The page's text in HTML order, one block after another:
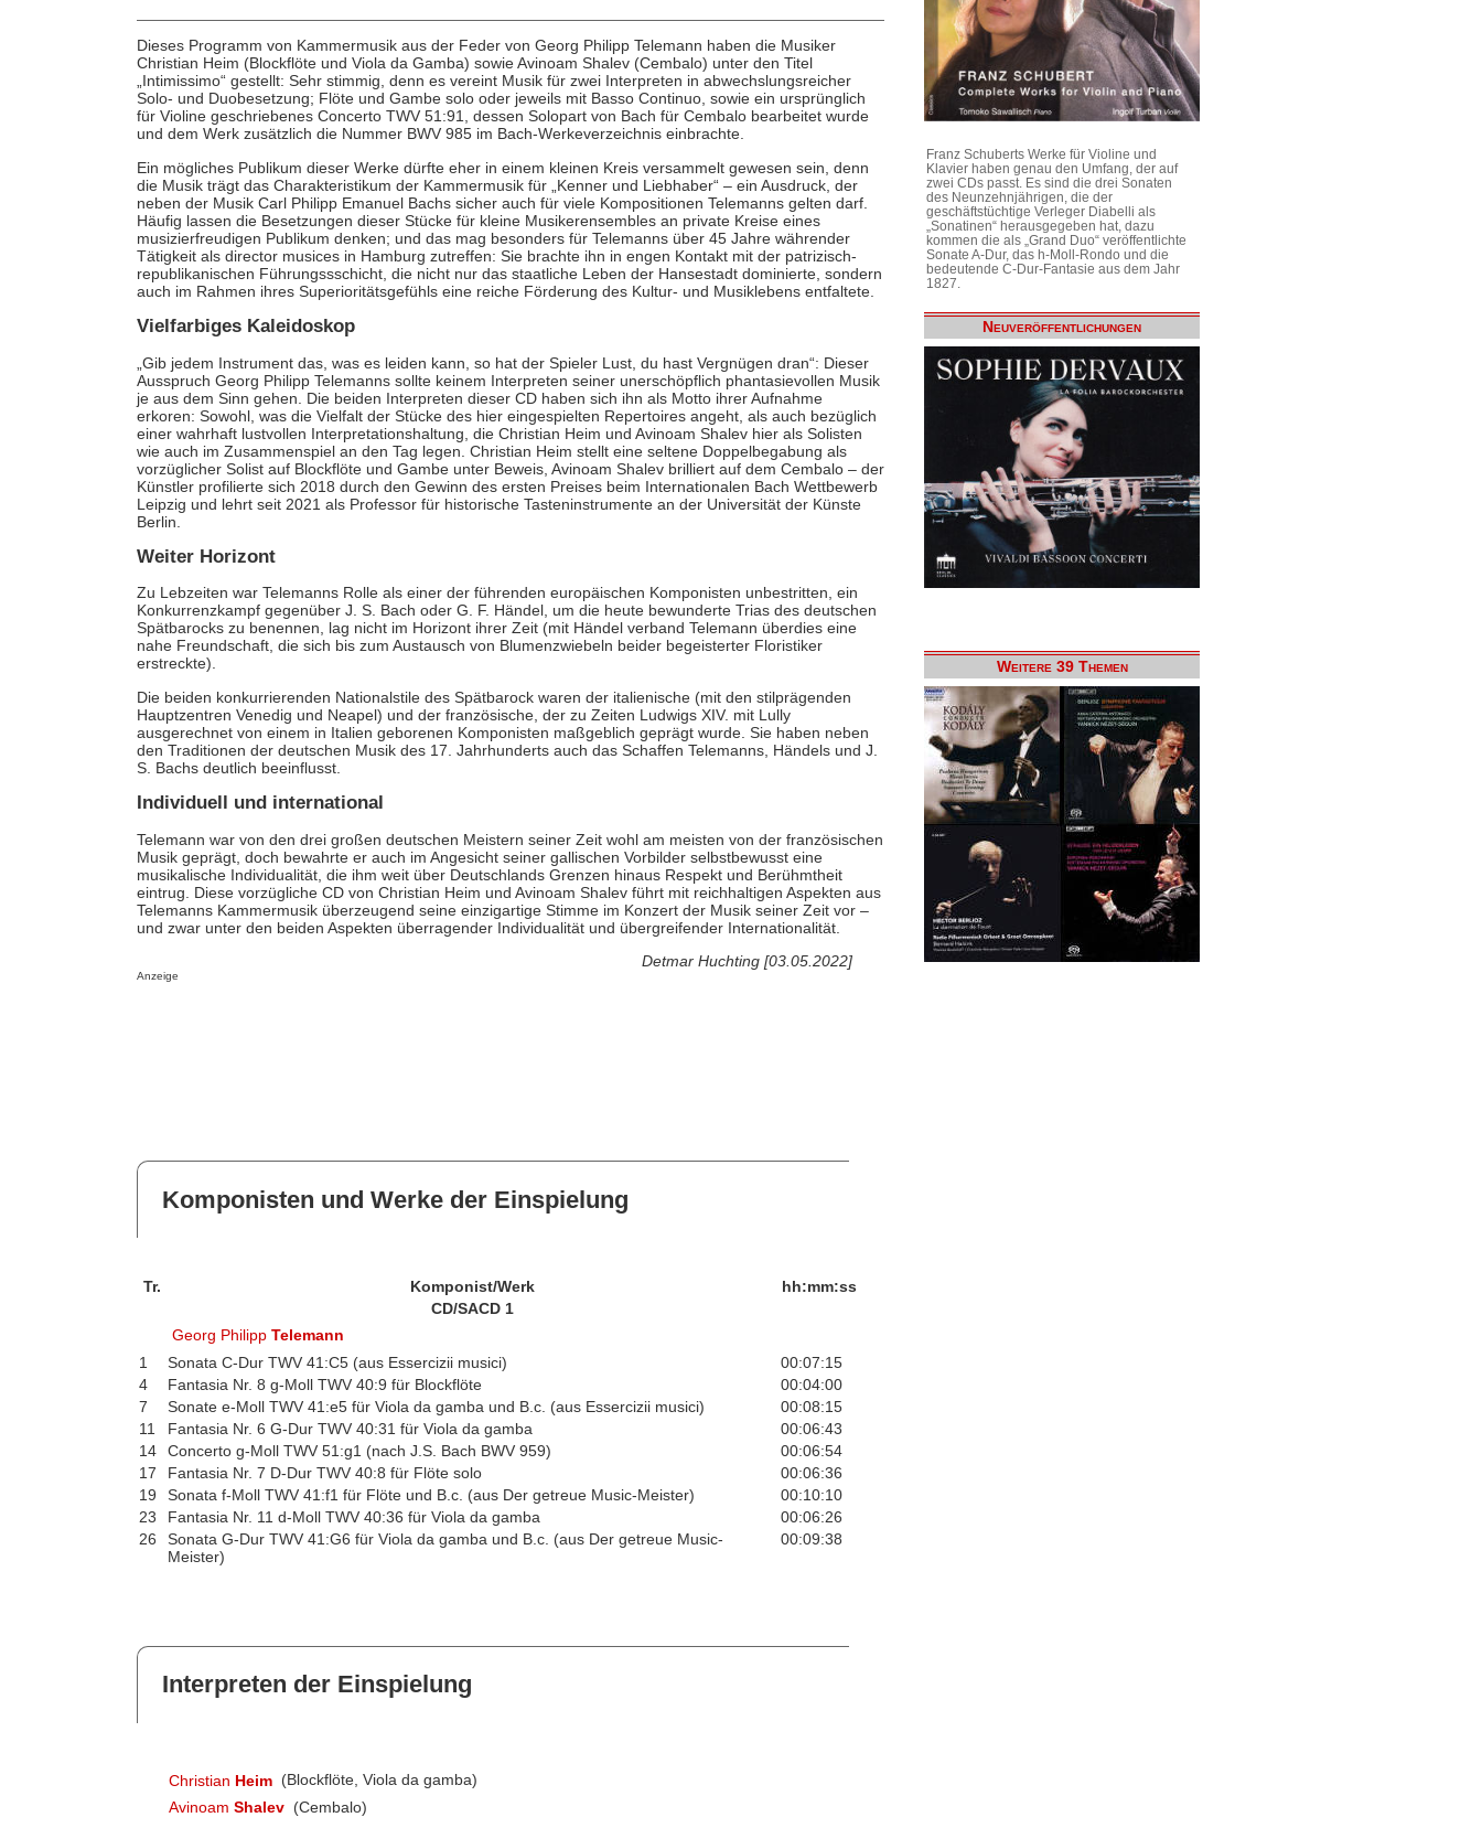
Dieses Programm von Kammermusik aus der Feder von Georg Philipp Telemann haben die Musiker
Christian Heim (Blockflöte und Viola da Gamba) sowie Avinoam Shalev (Cembalo) unter den Titel
„Intimissimo“ gestellt: Sehr stimmig, denn es vereint Musik für zwei Interpreten in abwechslungsreicher
Solo- und Duobesetzung; Flöte und Gambe solo oder jeweils mit Basso Continuo, sowie ein ursprünglich
für Violine geschriebenes Concerto TWV 51:91, dessen Solopart von Bach für Cembalo bearbeitet wurde
und dem Werk zusätzlich die Nummer BWV 985 im Bach-Werkeverzeichnis einbrachte.
Ein mögliches Publikum dieser Werke dürfte eher in einem kleinen Kreis versammelt gewesen sein, denn
die Musik trägt das Charakteristikum der Kammermusik für „Kenner und Liebhaber“ – ein Ausdruck, der
neben der Musik Carl Philipp Emanuel Bachs sicher auch für viele Kompositionen Telemanns gelten darf.
Häufig lassen die Besetzungen dieser Stücke für kleine Musikerensembles an private Kreise eines
musizierfreudigen Publikum denken; und das mag besonders für Telemanns über 45 Jahre währender
Tätigkeit als director musices in Hamburg zutreffen: Sie brachte ihn in engen Kontakt mit der patrizisch-
republikanischen Führungssschicht, die nicht nur das staatliche Leben der Hansestadt dominierte, sondern
auch im Rahmen ihres Superioritätsgefühls eine reiche Förderung des Kultur- und Musiklebens entfaltete.
Vielfarbiges Kaleidoskop
„Gib jedem Instrument das, was es leiden kann, so hat der Spieler Lust, du hast Vergnügen dran“: Dieser
Ausspruch Georg Philipp Telemanns sollte keinem Interpreten seiner unerschöpflich phantasievollen Musik
je aus dem Sinn gehen. Die beiden Interpreten dieser CD haben sich ihn als Motto ihrer Aufnahme
erkoren: Sowohl, was die Vielfalt der Stücke des hier eingespielten Repertoires angeht, als auch bezüglich
einer wahrhaft lustvollen Interpretationshaltung, die Christian Heim und Avinoam Shalev hier als Solisten
wie auch im Zusammenspiel an den Tag legen. Christian Heim stellt eine seltene Doppelbegabung als
vorzüglicher Solist auf Blockflöte und Gambe unter Beweis, Avinoam Shalev brilliert auf dem Cembalo – der
Künstler profilierte sich 2018 durch den Gewinn des ersten Preises beim Internationalen Bach Wettbewerb
Leipzig und lehrt seit 2021 als Professor für historische Tasteninstrumente an der Universität der Künste
Berlin.
Weiter Horizont
Zu Lebzeiten war Telemanns Rolle als einer der führenden europäischen Komponisten unbestritten, ein
Konkurrenzkampf gegenüber J. S. Bach oder G. F. Händel, um die heute bewunderte Trias des deutschen
Spätbarocks zu benennen, lag nicht im Horizont ihrer Zeit (mit Händel verband Telemann überdies eine
nahe Freundschaft, die sich bis zum Austausch von Blumenzwiebeln beider begeisterter Floristiker
erstreckte).
Die beiden konkurrierenden Nationalstile des Spätbarock waren der italienische (mit den stilprägenden
Hauptzentren Venedig und Neapel) und der französische, der zu Zeiten Ludwigs XIV. mit Lully
ausgerechnet von einem in Italien geborenen Komponisten maßgeblich geprägt wurde. Sie haben neben
den Traditionen der deutschen Musik des 17. Jahrhunderts auch das Schaffen Telemanns, Händels und J.
S. Bachs deutlich beeinflusst.
Individuell und international
Telemann war von den drei großen deutschen Meistern seiner Zeit wohl am meisten von der französischen
Musik geprägt, doch bewahrte er auch im Angesicht seiner gallischen Vorbilder selbstbewusst eine
musikalische Individualität, die ihm weit über Deutschlands Grenzen hinaus Respekt und Berühmtheit
eintrug. Diese vorzügliche CD von Christian Heim und Avinoam Shalev führt mit reichhaltigen Aspekten aus
Telemanns Kammermusik überzeugend seine einzigartige Stimme im Konzert der Musik seiner Zeit vor –
und zwar unter den beiden Aspekten überragender Individualität und übergreifender Internationalität.
Detmar Huchting [03.05.2022]
Anzeige
Komponisten und Werke der Einspielung
Tr. Komponist/Werk
hh:mm:ss
CD/SACD 1
Georg PhilippTelemann
1
Sonata C-Dur TWV 41:C5 (aus Essercizii musici)
00:07:15
4
Fantasia Nr. 8 g-Moll TWV 40:9 für Blockflöte
00:04:00
7
Sonate e-Moll TWV 41:e5 für Viola da gamba und B.c. (aus Essercizii musici)
00:08:15
11
Fantasia Nr. 6 G-Dur TWV 40:31 für Viola da gamba
00:06:43
14
Concerto g-Moll TWV 51:g1 (nach J.S. Bach BWV 959)
00:06:54
17
Fantasia Nr. 7 D-Dur TWV 40:8 für Flöte solo
00:06:36
19
Sonata f-Moll TWV 41:f1 für Flöte und B.c. (aus Der getreue Music-Meister)
00:10:10
23
Fantasia Nr. 11 d-Moll TWV 40:36 für Viola da gamba
00:06:26
26
Sonata G-Dur TWV 41:G6 für Viola da gamba und B.c. (aus Der getreue Music-
Meister)
00:09:38
Interpreten der Einspielung
Christian Heim (Blockflöte, Viola da gamba)
Avinoam Shalev (Cembalo)
Franz Schuberts Werke für Violine und
Klavier haben genau den Umfang, der auf
zwei CDs passt. Es sind die drei Sonaten
des Neunzehnjährigen, die der
geschäftstüchtige Verleger Diabelli als
„Sonatinen“ herausgegeben hat, dazu
kommen die als „Grand Duo“ veröffentlichte
Sonate A-Dur, das h-Moll-Rondo und die
bedeutende C-Dur-Fantasie aus dem Jahr
1827.
Neuveröffentlichungen
Weitere 39 Themen